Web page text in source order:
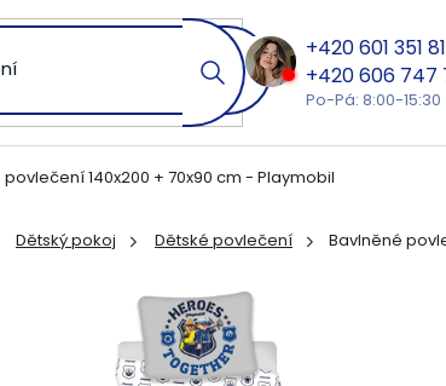
601 351
606 747
Po-Pá: 8:00-15:30
140x200 + 70x90 cm - Playmobil
Dětský pokoj Dětské povlečení Bavlněné